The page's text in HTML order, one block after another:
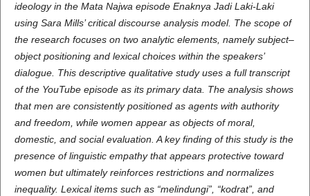
ideology in the Mata Najwa episode Enaknya Jadi Laki-Laki
using Sara Mills’ critical discourse analysis model. The scope of
the research focuses on two analytic elements, namely subject–
object positioning and lexical choices within the speakers’
dialogue. This descriptive qualitative study uses a full transcript
of the YouTube episode as its primary data. The analysis shows
that men are consistently positioned as agents with authority
and freedom, while women appear as objects of moral,
domestic, and social evaluation. A key finding of this study is the
presence of linguistic empathy that appears protective toward
women but ultimately reinforces restrictions and normalizes
inequality. Lexical items such as “melindungi”, “kodrat”, and